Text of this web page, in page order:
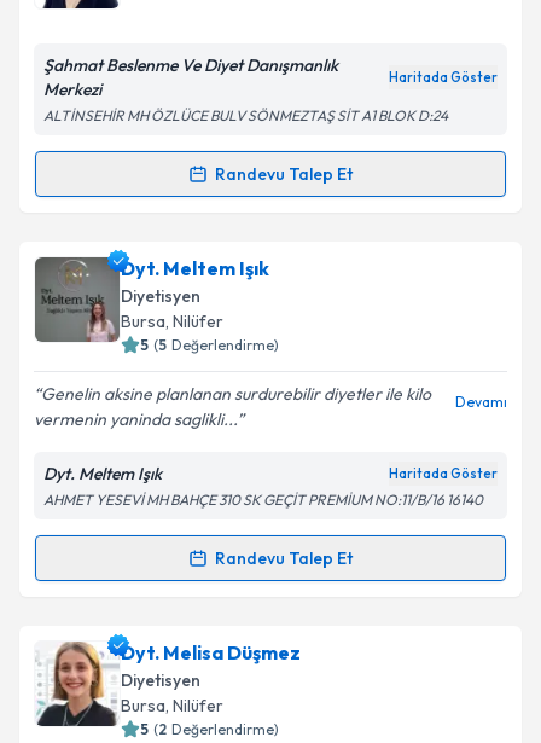
Kişisel verilerimin işlenmesine ilişkinAydınlatma
'ni okudum ve kişisel verilerimin belirtilen
kapsamda işlenmesini kabul ediyorum.
Takvim Talebini Gönder
Şahmat Beslenme Ve Diyet Danışmanlık
Merkezi
Haritada Göster
ALTİNSEHİR MH ÖZLÜCE BULV SÖNMEZTAŞ SİT A1 BLOK D:24
Randevu Talep Et
Randevu Takvimi Talebi
Dyt. Mustafa Can Yılmaz
oluşturun. Size bu uzmandan randevu almanız için bir
takvim hazırlandığında e-posta ile bilgilendireceğiz.
Kişisel verilerimin işlenmesine ilişkin
Aydınlatma
Metni'ni okudum ve kişisel verilerimin belirtilen
kapsamda işlenmesini kabul ediyorum.
Dyt. Meltem Işık
Diyetisyen
Bursa, Nilüfer
5 (5 Değerlendirme)
Genelin aksine planlanan surdurebilir diyetler ile kilo
vermenin yaninda saglikli...
Devamı
Dyt. Meltem Işık Haritada Göster
AHMET YESEVİ MH BAHÇE 310 SK GEÇİT PREMİUM NO:11/B/16 16140
Randevu Talep Et
Randevu Takvimi Talebi
Dyt. Meltem Işıkiçin randevu takvimi talebi oluşturun.
Size bu uzmandan randevu almanız için bir takvim
hazırlandığında e-posta ile bilgilendireceğiz.
Dyt. Melisa Düşmez
Diyetisyen
Bursa, Nilüfer
5 (2 Değerlendirme)